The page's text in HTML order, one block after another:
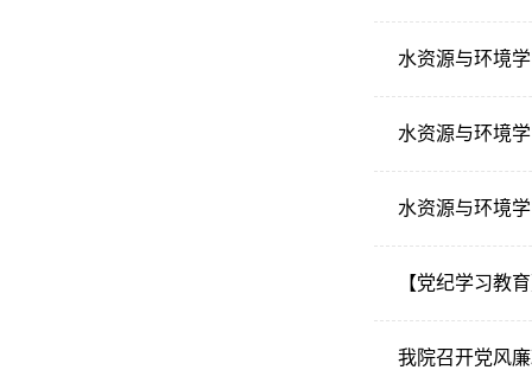
水资源与环境
【党纪学习教
我院召开党风